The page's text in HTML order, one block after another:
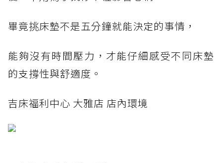
畢竟挑床墊不是五分鐘就能決定的事情，
能夠沒有時間壓力，才能仔細感受不同床墊
的支撐性與舒適度。
吉床福利中心 大雅店 店內環境